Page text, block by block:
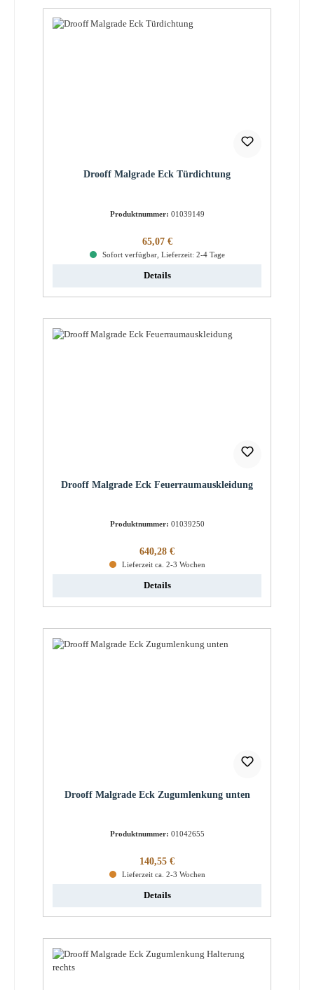
Drooff Malgrade Eck Türdichtung
Produktnummer: 01039149
Regulärer Preis:
65,07 €
Sofort verfügbar, Lieferzeit: 2-4 Tage
Details
Drooff Malgrade Eck Feuerraumauskleidung
Produktnummer: 01039250
Regulärer Preis:
640,28 €
Lieferzeit ca. 2-3 Wochen
Details
Drooff Malgrade Eck Zugumlenkung unten
Produktnummer: 01042655
Regulärer Preis:
140,55 €
Lieferzeit ca. 2-3 Wochen
Details